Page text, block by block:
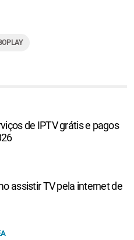
de IPTV grátis e pagos
assistir TV pela internet de